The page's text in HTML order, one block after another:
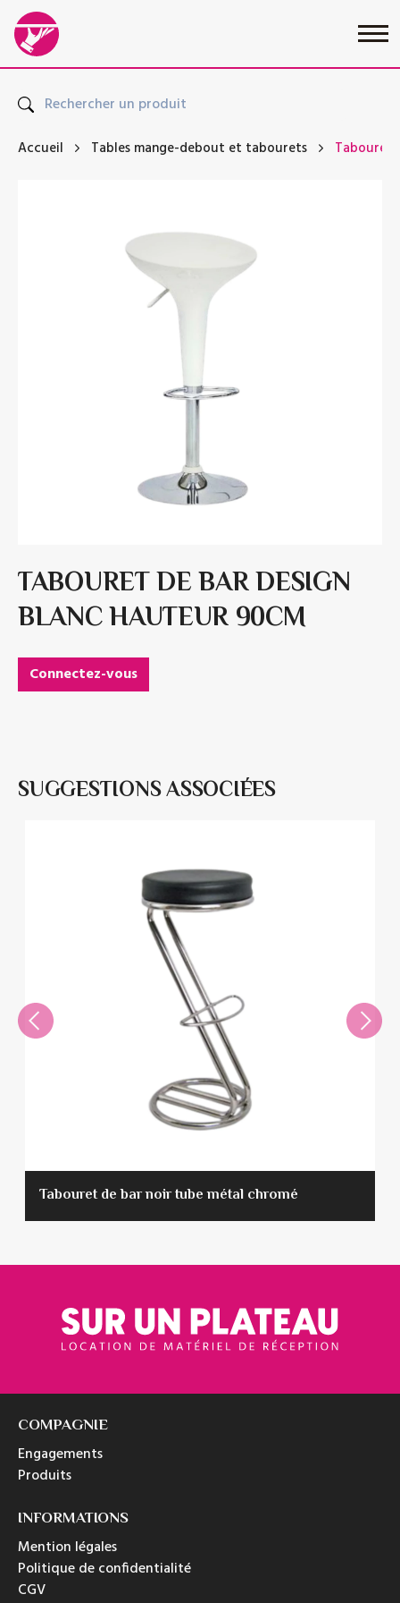
Accueil Tables mange-debout et tabourets Tabouret
TABOURET DE BAR DESIGN
BLANC HAUTEUR 90CM
Connectez-vous
SUGGESTIONS ASSOCIÉES
Tabouret de bar noir tube métal chromé
COMPAGNIE
Engagements
Produits
INFORMATIONS
Mention légales
Politique de confidentialité
CGV